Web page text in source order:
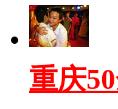
重庆